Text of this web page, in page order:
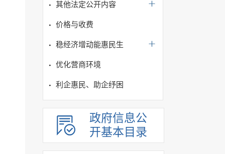
其他法定公开内容
价格与收费
稳经济增动能惠民生
优化营商环境
利企惠民、助企纾困
政府信息公
开基本目录